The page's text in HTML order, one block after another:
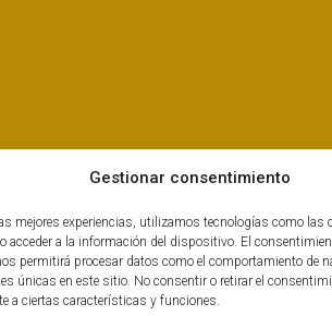
Gestionar consentimiento
mejores experiencias, utilizamos tecnologías como las
acceder a la información del dispositivo. El
permitirá procesar datos como el comportamiento de
únicas en este sitio. No consentir o retirar el
a ciertas características y funciones.